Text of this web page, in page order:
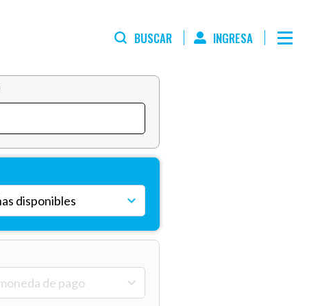
BUSCAR INGRESA